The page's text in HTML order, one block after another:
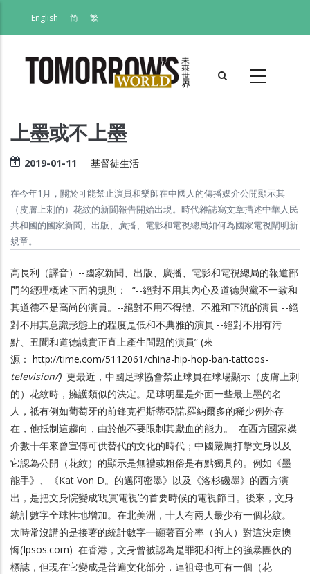
English 简 繁
上墨或不上墨
2019-01-11 基督徒生活
在今年1月，關於可能禁止演員和樂師在中國人的傳播媒介公開顯示其
（皮膚上刺的）花紋的新聞報告開始出現。時代雜誌寫文章描述中華人民
共和國的國家新聞、出版、廣播、電影和電視總局如何為國家電視闡明新
規章。
高長利（譯音）--國家新聞、出版、廣播、電影和電視總局的報道部
門的經理概述下面的規則： “--絕對不用其內心及道德與黨不一致和
其道德不是高尚的演員。--絕對不用不得體、不雅和下流的演員 --絕
對不用其意識形態上的程度是低和不典雅的演員 --絕對不用有污
點、丑聞和道德誠實正直上產生問題的演員” (來
源： http://time.com/5112061/china-hip-hop-ban-tattoos-
television/)更最近，中國足球協會禁止球員在球場顯示（皮膚上刺
的）花紋時，擁護類似的決定。足球明星是外面一些最上墨的名
人，祗有例如葡萄牙的前鋒克裡斯蒂亞諾.羅納爾多的稀少例外存
在，他抵制這趨向，由於他不要限制其獻血的能力。 在西方國家媒
介數十年來曾宣傳可供替代的文化的時代；中國嚴厲打擊文身以及
它認為公開（花紋）的顯示是無禮或粗俗是有點獨具的。例如《墨
能手》、《Kat Von D。的邁阿密墨》以及《洛杉磯墨》的西方演
出，是把文身院變成‘現實電視’的首要時候的電視節目。後來，文身
統計數字全球性地增加。在北美洲，十人有兩人最少有一個花紋。
太時常沒講的是接著的統計數字━顯著百分率（的人）對這決定懊
悔(Ipsos.com) 在香港，文身曾被認為是罪犯和街上的強暴團伙的
標誌，但現在它變成是普遍文化部分，連祖母也可有一個（花